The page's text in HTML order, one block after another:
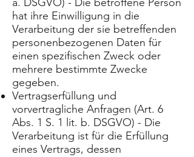
hat ihre Einwilligung in die
Verarbeitung der sie betreffenden
personenbezogenen Daten für
einen spezifischen Zweck oder
mehrere bestimmte Zwecke
gegeben.
Vertragserfüllung und
vorvertragliche Anfragen (Art. 6
Abs. 1 S. 1 lit. b. DSGVO) - Die
Verarbeitung ist für die Erfüllung
eines Vertrags, dessen